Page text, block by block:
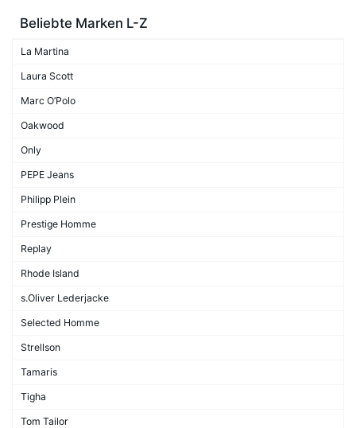
Beliebte Marken L-Z
La Martina
Laura Scott
Marc O’Polo
Oakwood
Only
PEPE Jeans
Philipp Plein
Prestige Homme
Replay
Rhode Island
s.Oliver Lederjacke
Selected Homme
Strellson
Tamaris
Tigha
Tom Tailor